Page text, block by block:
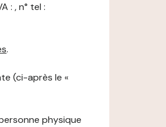
: , n° tel :
.
(ci-après le «
physique